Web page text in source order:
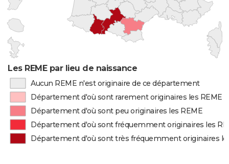
Les REME par lieu de naissance
Aucun REME n'est originaire de ce département
Département d'où sont rarement originaires les REME
Département d'où sont peu originaires les REME
Département d'où sont fréquemment originaires les
Département d'où sont très fréquemment originaires